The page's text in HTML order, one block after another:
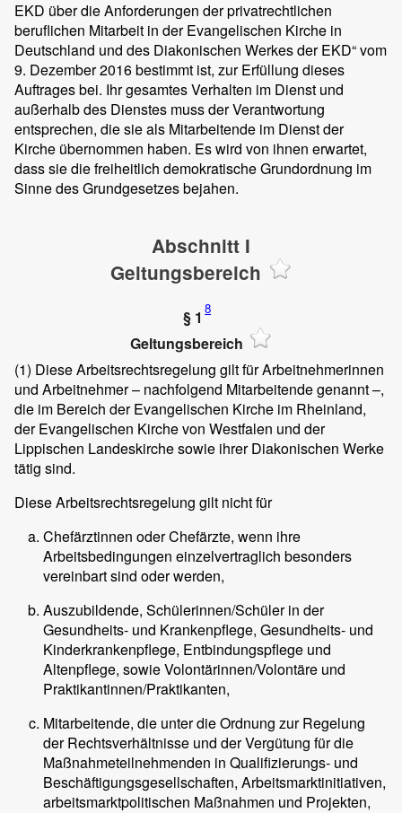
EKD über die Anforderungen der privatrechtlichen
beruflichen Mitarbeit in der Evangelischen Kirche in
Deutschland und des Diakonischen Werkes der EKD“ vom
9. Dezember 2016 bestimmt ist, zur Erfüllung dieses
Auftrages bei. Ihr gesamtes Verhalten im Dienst und
außerhalb des Dienstes muss der Verantwortung
entsprechen, die sie als Mitarbeitende im Dienst der
Kirche übernommen haben. Es wird von ihnen erwartet,
dass sie die freiheitlich demokratische Grundordnung im
Sinne des Grundgesetzes bejahen.
Abschnitt I
Geltungsbereich
§ 1 8
Geltungsbereich
(1) Diese Arbeitsrechtsregelung gilt für Arbeitnehmerinnen
und Arbeitnehmer – nachfolgend Mitarbeitende genannt –,
die im Bereich der Evangelischen Kirche im Rheinland,
der Evangelischen Kirche von Westfalen und der
Lippischen Landeskirche sowie ihrer Diakonischen Werke
tätig sind.
Diese Arbeitsrechtsregelung gilt nicht für
Chefärztinnen oder Chefärzte, wenn ihre
Arbeitsbedingungen einzelvertraglich besonders
vereinbart sind oder werden,
Auszubildende, Schülerinnen/Schüler in der
Gesundheits- und Krankenpflege, Gesundheits- und
Kinderkrankenpflege, Entbindungspflege und
Altenpflege, sowie Volontärinnen/Volontäre und
Praktikantinnen/Praktikanten,
Mitarbeitende, die unter die Ordnung zur Regelung
der Rechtsverhältnisse und der Vergütung für die
Maßnahmeteilnehmenden in Qualifizierungs- und
Beschäftigungsgesellschaften, Arbeitsmarktinitiativen,
arbeitsmarktpolitischen Maßnahmen und Projekten,